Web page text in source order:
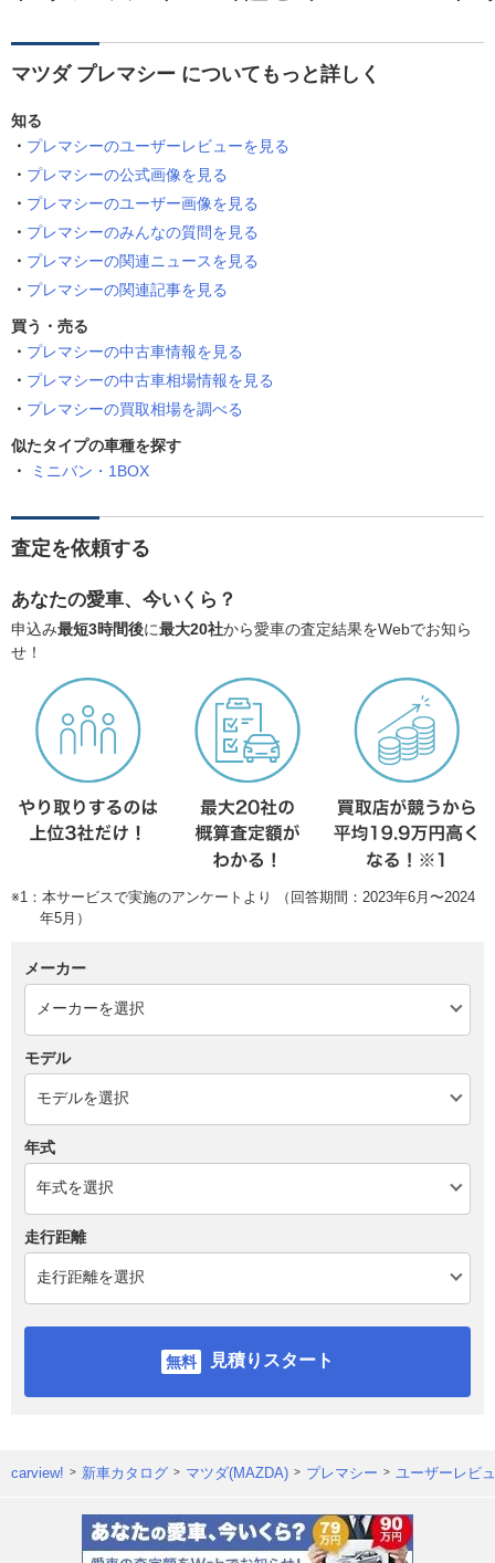
マツダ プレマシー についてもっと詳しく
知る
プレマシーのユーザーレビューを見る
プレマシーの公式画像を見る
プレマシーのユーザー画像を見る
プレマシーのみんなの質問を見る
プレマシーの関連ニュースを見る
プレマシーの関連記事を見る
買う・売る
プレマシーの中古車情報を見る
プレマシーの中古車相場情報を見る
プレマシーの買取相場を調べる
似たタイプの車種を探す
ミニバン・1BOX
査定を依頼する
あなたの愛車、今いくら？
申込み最短3時間後に最大20社から愛車の査定結果をWebでお知ら
せ！
※1：本サービスで実施のアンケートより （回答期間：2023年6月〜2024
年5月）
メーカー
モデル
年式
走行距離
見積りスタート
carview! 新車カタログ マツダ(MAZDA) プレマシー ユーザーレビ